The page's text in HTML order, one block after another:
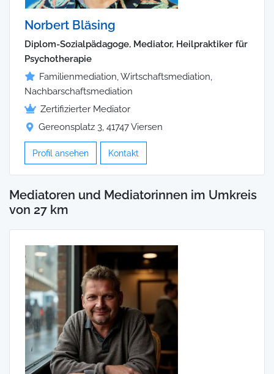
Norbert Bläsing
Diplom-Sozialpädagoge, Mediator, Heilpraktiker für
Psychotherapie
Familienmediation, Wirtschaftsmediation,
Nachbarschaftsmediation
Zertifizierter Mediator
Gereonsplatz 3, 41747 Viersen
Profil ansehen Kontakt
Mediatoren und Mediatorinnen im Umkreis
von 27 km